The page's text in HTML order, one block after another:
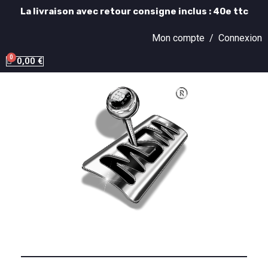
La livraison avec retour consigne inclus : 40e ttc
Mon compte / Connexion
0,00 €